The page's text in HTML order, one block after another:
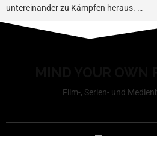
untereinander zu Kämpfen heraus. …
Film-, Serien- und